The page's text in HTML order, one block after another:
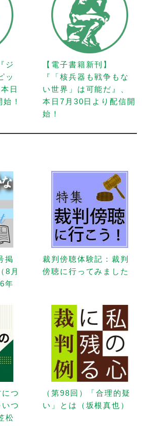
ジ
ッ
日
！
【電子書籍新刊】
『「核兵器も戦争もな
い世界」は可能だ』、
本日7月30日より配信開
始！
掲
8月
年
裁判傍聴体験記：裁判
傍聴に行ってみました
につ
つ
松
（第98回）「合理的疑
い」とは（坂根真也）